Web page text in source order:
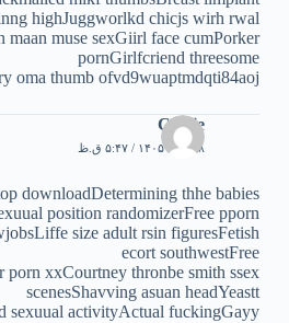
highJuggworlkd chicjs wirh rwal
maan muse sexGiirl face cumPorker
pornGirlfcriend threesome
oma thumb ofvd9wuaptmdqti84aoj
Cassie
۸ مرداد ۱۴۰۵ / ۵:۴۷ ق.ظ
downloadDetermining thhe babies
position randomizerFree pporn
size adult rsin figuresFetish
ecort southwestFree
porn xxCourtney thronbe smith ssex
scenesShavving asuan headYeastt
sexuual activityActual fuckingGayy